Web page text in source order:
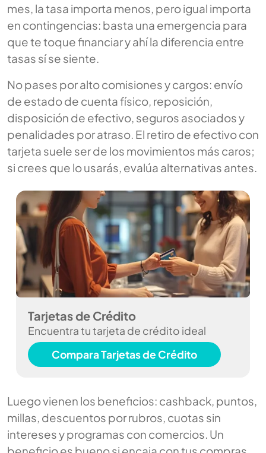
mes, la tasa importa menos, pero igual importa
en contingencias: basta una emergencia para
que te toque financiar y ahí la diferencia entre
tasas sí se siente.
No pases por alto comisiones y cargos: envío
de estado de cuenta físico, reposición,
disposición de efectivo, seguros asociados y
penalidades por atraso. El retiro de efectivo con
tarjeta suele ser de los movimientos más caros;
si crees que lo usarás, evalúa alternativas antes.
Tarjetas de Crédito
Encuentra tu tarjeta de crédito ideal
Compara Tarjetas de Crédito
Luego vienen los beneficios: cashback, puntos,
millas, descuentos por rubros, cuotas sin
intereses y programas con comercios. Un